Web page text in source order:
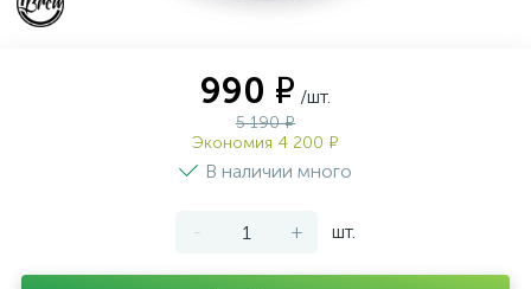
990 ₽ /шт.
5 190 ₽
Экономия 4 200 ₽
В наличии много
- + шт.